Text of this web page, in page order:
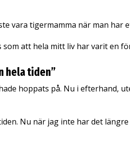
vara tigermamma när man har
som att hela mitt liv har varit en
hela tiden”
hoppats på. Nu i efterhand,
Nu när jag inte har det